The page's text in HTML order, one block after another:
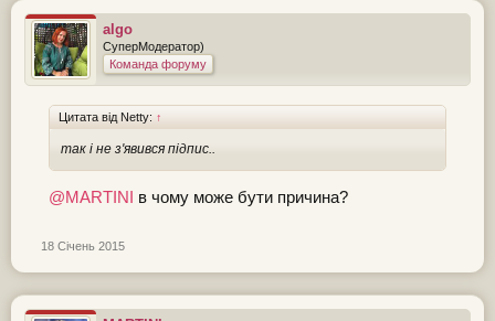
algo
СуперМодератор)
Команда форуму
Цитата від Netty: ↑
так і не з'явився підпис..
@MARTINI в чому може бути причина?
18 Січень 2015